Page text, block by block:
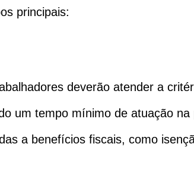
principais:
deverão atender a
um tempo mínimo de atuação
a benefícios fiscais, como